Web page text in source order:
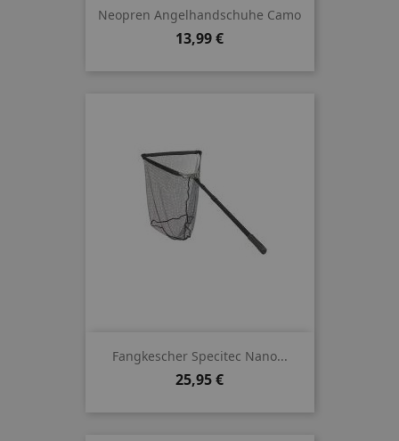
Neopren Angelhandschuhe Camo
Preis
13,99 €
Fangkescher Specitec Nano...
Preis
25,95 €